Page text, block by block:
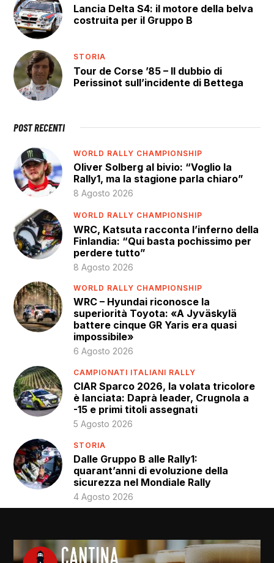
Lancia Delta S4: il motore della belva
costruita per il Gruppo B
STORIA
Tour de Corse ’85 – Il dubbio di
Perissinot sull’incidente di Bettega
POST RECENTI
WORLD RALLY CHAMPIONSHIP
Oliver Solberg al bivio: “Voglio la
Rally1, ma la stagione parla chiaro”
8 Agosto 2026
WORLD RALLY CHAMPIONSHIP
WRC, Katsuta racconta l’inferno della
Finlandia: “Qui basta pochissimo per
perdere tutto”
8 Agosto 2026
WORLD RALLY CHAMPIONSHIP
WRC – Hyundai riconosce la
superiorità Toyota: «A Jyväskylä
battere cinque GR Yaris era quasi
impossibile»
6 Agosto 2026
CAMPIONATI ITALIANI RALLY
CIAR Sparco 2026, la volata tricolore
è lanciata: Daprà leader, Crugnola a
-15 e primi titoli assegnati
5 Agosto 2026
STORIA
Dalle Gruppo B alle Rally1:
quarant’anni di evoluzione della
sicurezza nel Mondiale Rally
4 Agosto 2026